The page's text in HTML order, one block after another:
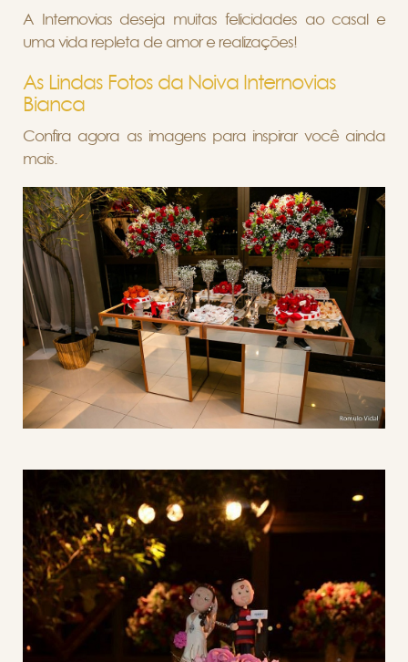
A Internovias deseja muitas felicidades ao casal e
uma vida repleta de amor e realizações!
As Lindas Fotos da Noiva Internovias
Bianca
Confira agora as imagens para inspirar você ainda
mais.